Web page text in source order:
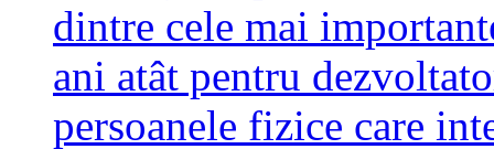
dintre cele mai
ani atât pentru
persoanele fizice care